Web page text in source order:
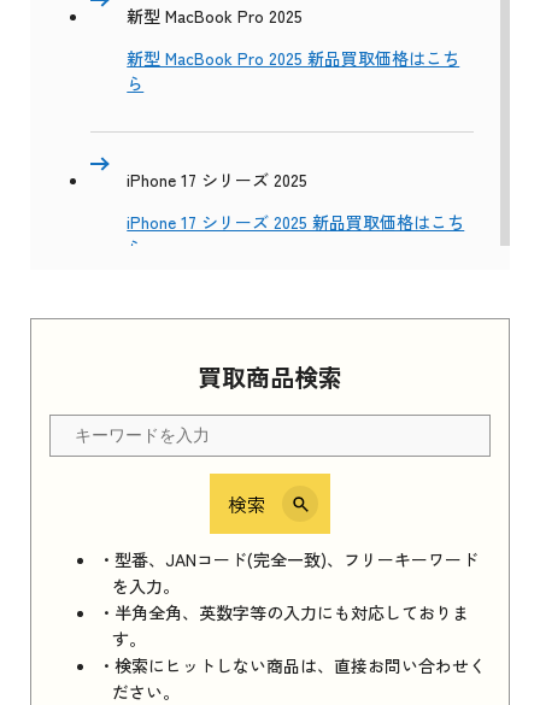
買取商品検索
検索
・型番、JANコード(完全一致)、フリーキーワード
を入力。
・半角全角、英数字等の入力にも対応しておりま
す。
・検索にヒットしない商品は、直接お問い合わせく
ださい。
新型 MacBook Pro 2025
新型 MacBook Pro 2025 新品買取価格はこち
ら
iPhone 17 シリーズ 2025
iPhone 17 シリーズ 2025 新品買取価格はこち
ら
Apple Watch Series 11 2025 新品買取価格はこ
ちら
iPhone 16e シリーズ 2025
iPhone 16e シリーズ 2025 新品買取価格はこち
ら
iPad 11インチ 2025年春モデル